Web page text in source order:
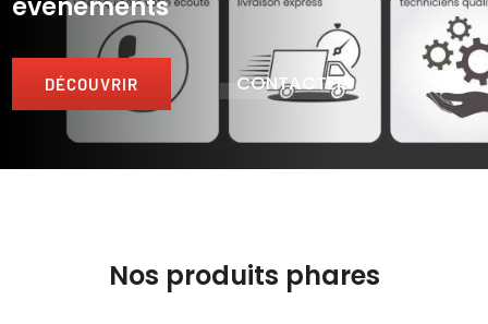
DÉCOUVRIR CONTACTER
Nos produits phares